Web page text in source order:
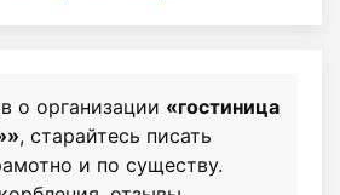
о организации «гостиница
, старайтесь писать
и по существу.